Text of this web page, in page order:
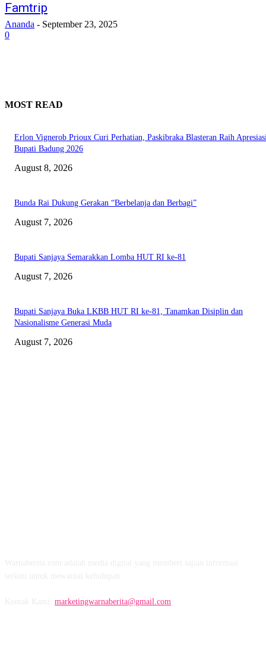
Famtrip
Ananda - September 23, 2025
0
MOST READ
Erlon Vignerob Prioux Curi Perhatian, Paskibraka Blasteran Raih
Bupati Badung 2026
August 8, 2026
Bunda Rai Dukung Gerakan “Berbelanja dan Berbagi”
August 7, 2026
Bupati Sanjaya Semarakkan Lomba HUT RI ke-81
August 7, 2026
Bupati Sanjaya Buka LKBB HUT RI ke-81, Tanamkan Disiplin dan
Nasionalisme Generasi Muda
August 7, 2026
marketingwarnaberita@gmail.com